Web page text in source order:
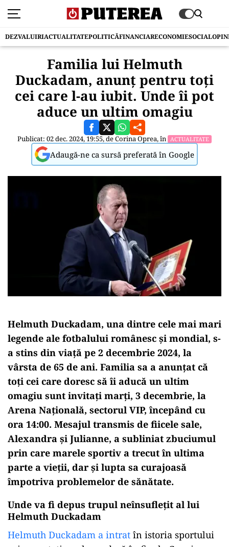
DEZVALUIRIACTUALITATEPOLITICĂFINANCIARECONOMIESOCIAL
Familia lui Helmuth
Duckadam, anunț pentru toți
cei care l-au iubit. Unde îi pot
aduce un ultim omagiu
Publicat: 02 dec. 2024, 19:55, deCorina Oprea, în ACTUALITATE
Adaugă-ne ca sursă preferată în Google
Helmuth Duckadam, una dintre cele mai mari
legende ale fotbalului românesc și mondial, s-
a stins din viață pe 2 decembrie 2024, la
vârsta de 65 de ani. Familia sa a anunțat că
toți cei care doresc să îi aducă un ultim
omagiu sunt invitați marți, 3 decembrie, la
Arena Națională, sectorul VIP, începând cu
ora 14:00. Mesajul transmis de fiicele sale,
Alexandra și Julianne, a subliniat zbuciumul
prin care marele sportiv a trecut în ultima
parte a vieții, dar și lupta sa curajoasă
împotriva problemelor de sănătate.
Unde va fi depus trupul neînsuflețit al lui
Helmuth Duckadam
Helmuth Duckadam a intrat în istoria sportului